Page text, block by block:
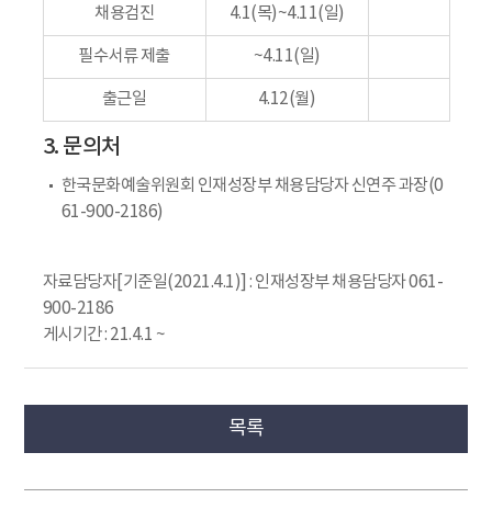
채용검진 4.1(목)~4.11(일)
필수서류 제출 ~4.11(일)
출근일 4.12(월)
3. 문의처
한국문화예술위원회 인재성장부 채용담당자 신연주 과장(0
61-900-2186)
자료담당자[기준일(2021.4.1)] : 인재성장부 채용담당자 061-
900-2186
게시기간 : 21.4.1 ~
목록